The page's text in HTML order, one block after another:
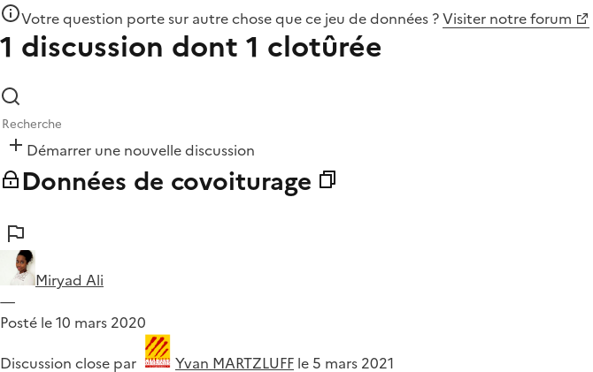
Votre question porte sur autre chose quece jeu de données ?Visiter notre forum
1 discussion dont 1 clotûrée
Démarrer une nouvelle discussion
Données de covoiturage
Miryad Ali
—
Posté le 10 mars 2020
Discussion close par
Yvan MARTZLUFF le 5 mars 2021